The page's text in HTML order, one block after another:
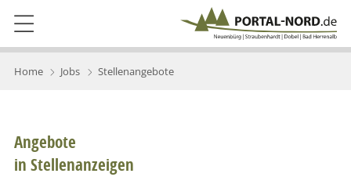
Home Jobs Stellenangebote
Angebote
in Stellenanzeigen